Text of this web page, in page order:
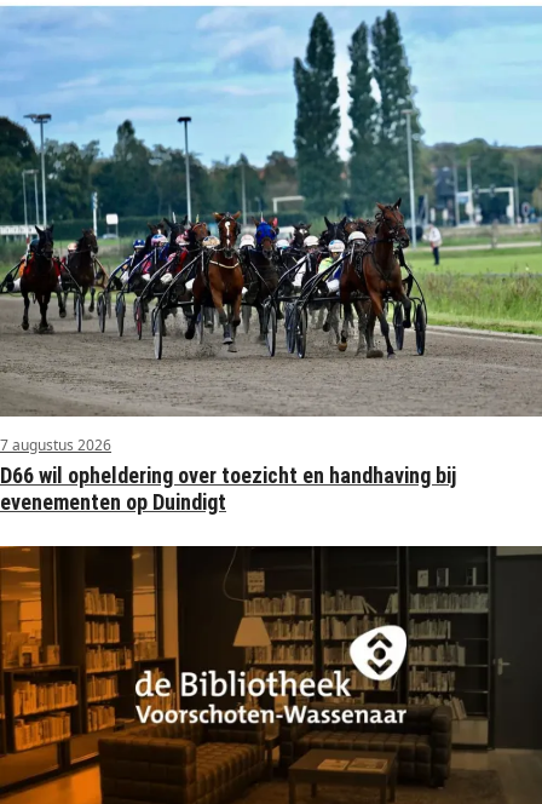
7 augustus 2026
D66 wil opheldering over toezicht en handhaving bij
evenementen op Duindigt